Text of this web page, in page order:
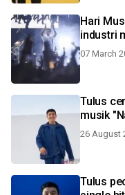
Hari
industri
07 March
Tulus
musik
26 August
Tulus